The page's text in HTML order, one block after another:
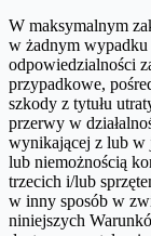
W maksymalnym
w żadnym wypadku
odpowiedzialności
przypadkowe,
szkody z tytułu
przerwy w
wynikającej z lub w
lub niemożnością
trzecich i/lub
w inny sposób w
niniejszych